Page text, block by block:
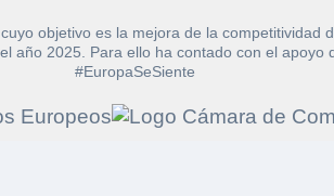
objetivo es la mejora de la competitividad
2025. Para ello ha contado con el
#EuropaSeSiente